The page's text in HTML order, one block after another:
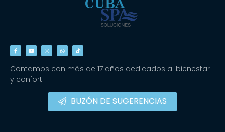
Contamos con más de 17 años dedicados al bienestar
y confort.
BUZÓN DE SUGERENCIAS